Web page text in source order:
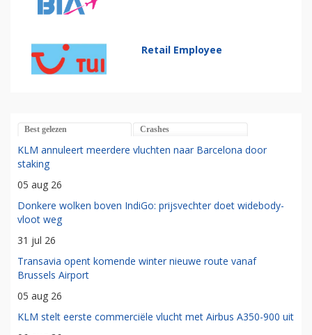
Retail Employee
Best gelezen Crashes
KLM annuleert meerdere vluchten naar Barcelona door
staking
05 aug 26
Donkere wolken boven IndiGo: prijsvechter doet widebody-
vloot weg
31 jul 26
Transavia opent komende winter nieuwe route vanaf
Brussels Airport
05 aug 26
KLM stelt eerste commerciële vlucht met Airbus A350-900 uit